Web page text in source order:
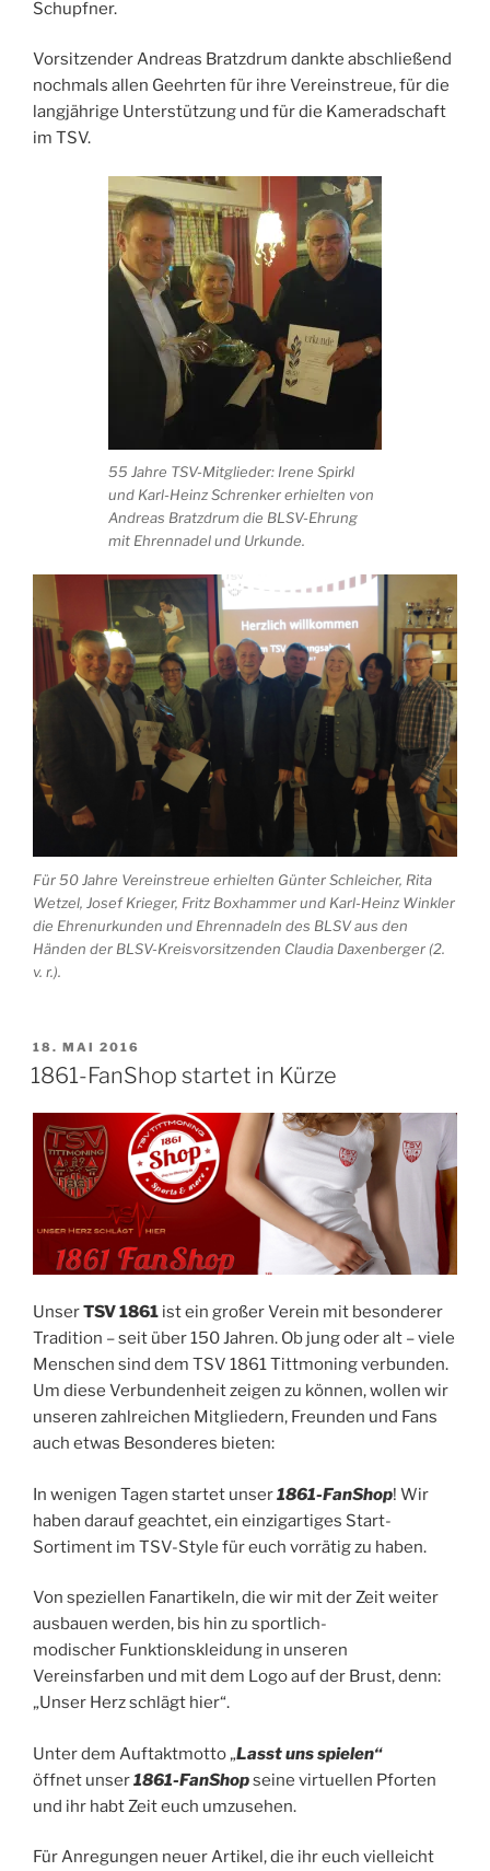
Schupfner.
Vorsitzender Andreas Bratzdrum dankte abschließend
nochmals allen Geehrten für ihre Vereinstreue, für die
langjährige Unterstützung und für die Kameradschaft
im TSV.
55 Jahre TSV-Mitglieder: Irene Spirkl
und Karl-Heinz Schrenker erhielten von
Andreas Bratzdrum die BLSV-Ehrung
mit Ehrennadel und Urkunde.
Für 50 Jahre Vereinstreue erhielten Günter Schleicher, Rita
Wetzel, Josef Krieger, Fritz Boxhammer und Karl-Heinz Winkler
die Ehrenurkunden und Ehrennadeln des BLSV aus den
Händen der BLSV-Kreisvorsitzenden Claudia Daxenberger (2.
v. r.).
VERÖFFENTLICHT
AM
18. MAI 2016
1861-FanShop startet in Kürze
UnserTSV 1861 ist ein großer Verein mit besonderer
Tradition – seit über 150 Jahren. Ob jung oder alt – viele
Menschen sind dem TSV 1861 Tittmoning verbunden.
Um diese Verbundenheit zeigen zu können, wollen wir
unseren zahlreichen Mitgliedern, Freunden und Fans
auch etwas Besonderes bieten:
In wenigen Tagen startet unser1861-FanShop! Wir
haben darauf geachtet, ein einzigartiges Start-
Sortiment im TSV-Style für euch vorrätig zu haben.
Von speziellen Fanartikeln, die wir mit der Zeit weiter
ausbauen werden, bis hin zu sportlich-
modischer Funktionskleidung in unseren
Vereinsfarben und mit dem Logo auf der Brust, denn:
„Unser Herz schlägt hier“.
Unter dem Auftaktmotto „Lasst uns spielen“
öffnet unser1861-FanShopseine virtuellen Pforten
und ihr habt Zeit euch umzusehen.
Für Anregungen neuer Artikel, die ihr euch vielleicht